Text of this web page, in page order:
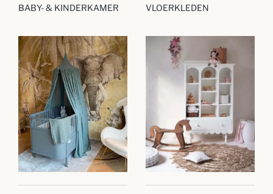
BABY- & KINDERKAMER VLOERKLEDEN